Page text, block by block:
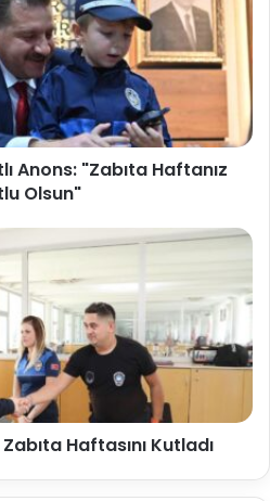
Anons: "Zabıta Haftanız
Olsun"
Haftasını Kutladı